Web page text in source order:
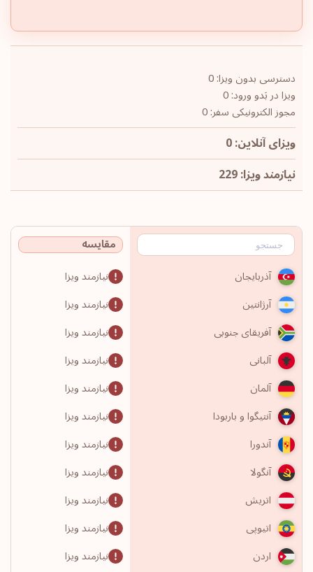
دسترسی بدون ویزا: 0
ویزا در بَدو ورود: 0
مجوز الکترونیکی سفر: 0
ویزای آنلاین: 0
نیازمند ویزا: 229
مقایسه
آذربایجان
نیازمند ویزا
آرژانتین
نیازمند ویزا
آفریقای جنوبی
نیازمند ویزا
آلبانی
نیازمند ویزا
آلمان
نیازمند ویزا
آنتیگوا و باربودا
نیازمند ویزا
آندورا
نیازمند ویزا
آنگولا
نیازمند ویزا
اتریش
نیازمند ویزا
اتیوپی
نیازمند ویزا
اردن
نیازمند ویزا